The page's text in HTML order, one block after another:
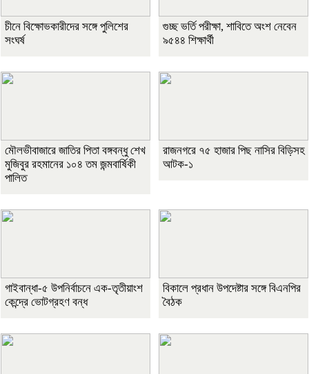
চীনে বিক্ষোভকারীদের সঙ্গে পুলিশের
সংঘর্ষ
গুচ্ছ ভর্তি পরীক্ষা, শাবিতে অংশ নেবেন
৯৫৪৪ শিক্ষার্থী
মৌলভীবাজারে জাতির পিতা বঙ্গবন্ধু শেখ
মুজিবুর রহমানের ১০৪ তম জন্মবার্ষিকী
পালিত
রাজনগরে ৭৫ হাজার পিছ নাসির বিড়িসহ
আটক-১
গাইবান্ধা-৫ উপনির্বাচনে এক-তৃতীয়াংশ
কেন্দ্রে ভোটগ্রহণ বন্ধ
বিকালে প্রধান উপদেষ্টার সঙ্গে বিএনপির
বৈঠক